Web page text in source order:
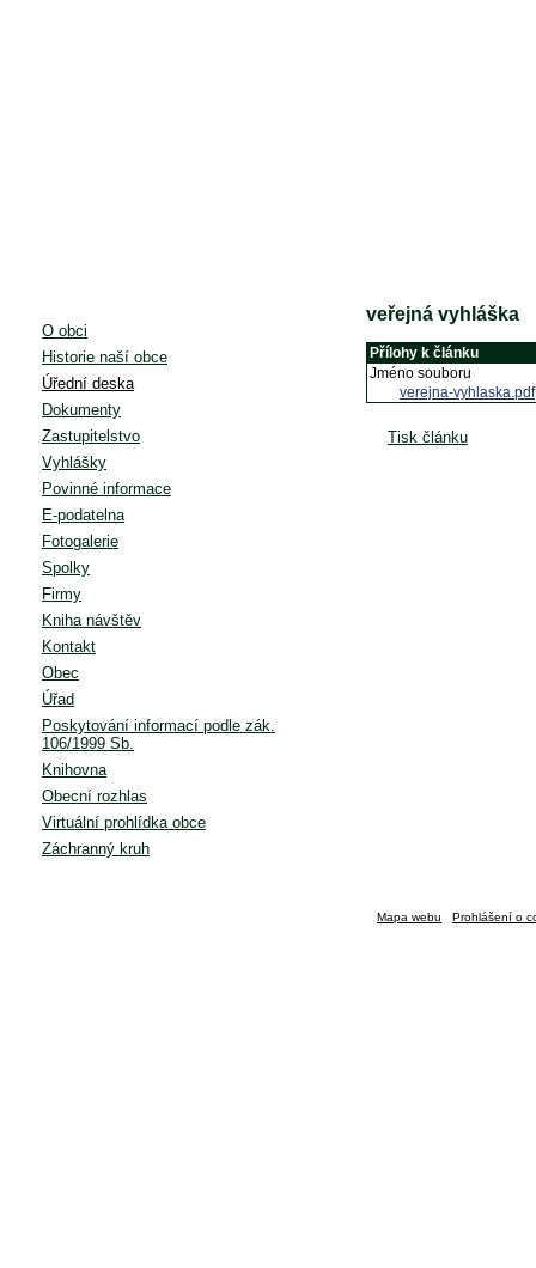
O obci
Historie naší obce
Úřední deska
Dokumenty
Zastupitelstvo
Vyhlášky
Povinné informace
E-podatelna
Fotogalerie
Spolky
Firmy
Kniha návštěv
Kontakt
Obec
Úřad
Poskytování informací podle zák.
106/1999 Sb.
Knihovna
Obecní rozhlas
Virtuální prohlídka obce
Záchranný kruh
veřejná vyhláška
Přílohy k článku
Jméno souboru
verejna-vyhlaska.pdf
Tisk článku
Mapa webu Prohlášení o